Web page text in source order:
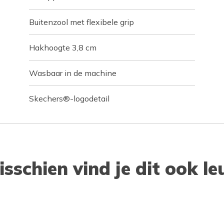
Buitenzool met flexibele grip
Hakhoogte 3,8 cm
Wasbaar in de machine
Skechers®-logodetail
vind je dit ook